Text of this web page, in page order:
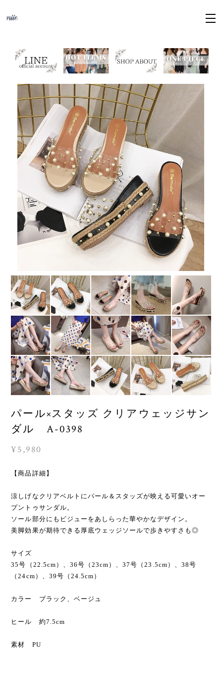
パール×スタッズ クリアウェッジサン
ダル A-0398
¥5,980
【商品詳細】
涼しげなクリアベルトにパール＆スタッズが映える可愛いオー
プントゥサンダル。
ソール部分にもビジューをあしらった華やかなデザイン。
美脚効果が期待できる厚底ウェッジソールで歩きやすさも◎
サイズ
35号（22.5cm）、36号（23cm）、37号（23.5cm）、38号
（24cm）、39号（24.5cm）
カラー ブラック、ベージュ
ヒール 約7.5cm
素材 PU